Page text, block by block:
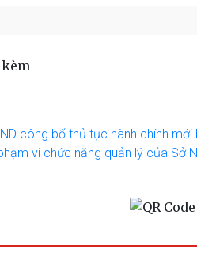
công bố thủ tục hành chính
vi chức năng quản lý của Sở